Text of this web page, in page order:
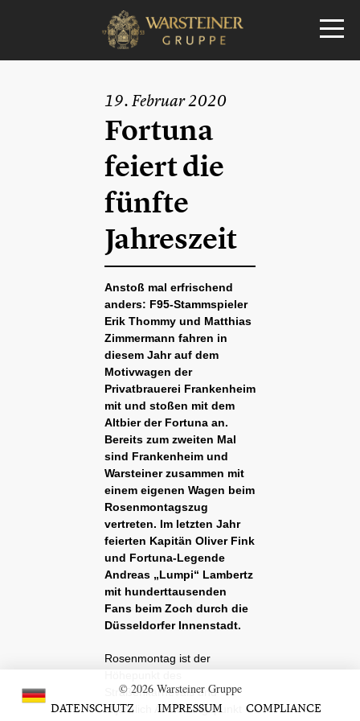
19. Februar 2020
Fortuna
feiert die
fünfte
Jahreszeit
Anstoß mal erfrischend
anders: F95-Stammspieler
Erik Thommy und Matthias
Zimmermann fahren in
diesem Jahr auf dem
Motivwagen der
Privatbrauerei Frankenheim
mit und stoßen mit dem
Altbier der Fortuna an.
Bereits zum zweiten Mal
sind Frankenheim und
Warsteiner zusammen mit
einem eigenen Wagen beim
Rosenmontagszug
vertreten. Im letzten Jahr
feierten Kapitän Oliver Fink
und Fortuna-Legende
Andreas „Lumpi“ Lambertz
mit hunderttausenden
Fans beim Zoch durch die
Düsseldorfer Innenstadt.
Rosenmontag ist der
Straßenkarnevals und
alljährlich Anziehungspunkt
© 2026 Warsteiner Gruppe
DATENSCHUTZ
IMPRESSUM COMPLIANCE